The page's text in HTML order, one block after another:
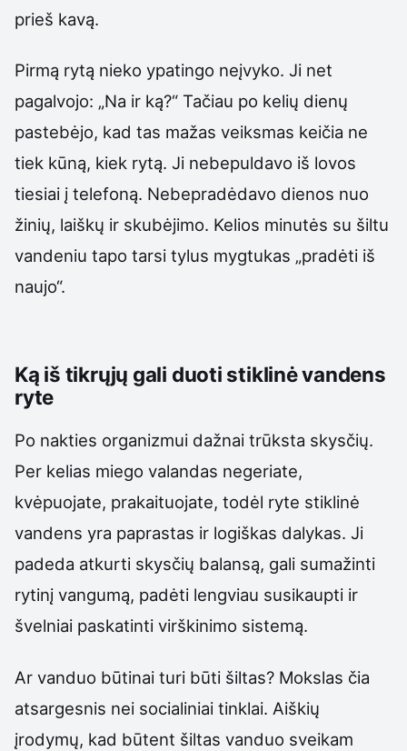
prieš kavą.
Pirmą rytą nieko ypatingo neįvyko. Ji net
pagalvojo: „Na ir ką?“ Tačiau po kelių dienų
pastebėjo, kad tas mažas veiksmas keičia ne
tiek kūną, kiek rytą. Ji nebepuldavo iš lovos
tiesiai į telefoną. Nebepradėdavo dienos nuo
žinių, laiškų ir skubėjimo. Kelios minutės su šiltu
vandeniu tapo tarsi tylus mygtukas „pradėti iš
naujo“.
Ką iš tikrųjų gali duoti stiklinė vandens
ryte
Po nakties organizmui dažnai trūksta skysčių.
Per kelias miego valandas negeriate,
kvėpuojate, prakaituojate, todėl ryte stiklinė
vandens yra paprastas ir logiškas dalykas. Ji
padeda atkurti skysčių balansą, gali sumažinti
rytinį vangumą, padėti lengviau susikaupti ir
švelniai paskatinti virškinimo sistemą.
Ar vanduo būtinai turi būti šiltas? Mokslas čia
atsargesnis nei socialiniai tinklai. Aiškių
įrodymų, kad būtent šiltas vanduo sveikam